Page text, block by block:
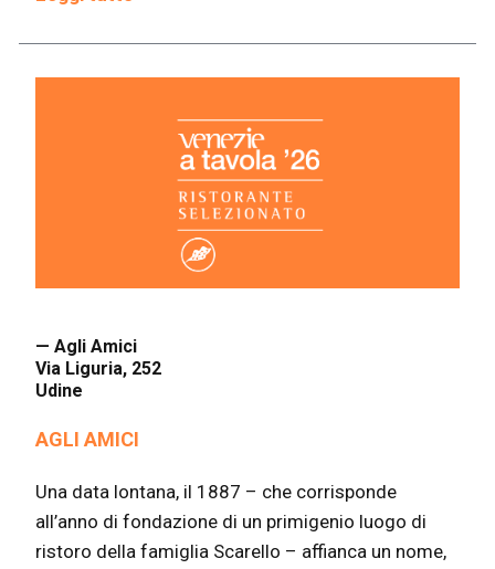
— Agli Amici
Via Liguria, 252
Udine
AGLI AMICI
Una data lontana, il 1887 – che corrisponde
all’anno di fondazione di un primigenio luogo di
ristoro della famiglia Scarello – affianca un nome,